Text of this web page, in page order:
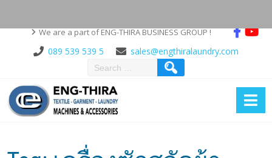
089 539 539 5 sales@engthiralaundry.com
เครื่องซักสลัดผ้า